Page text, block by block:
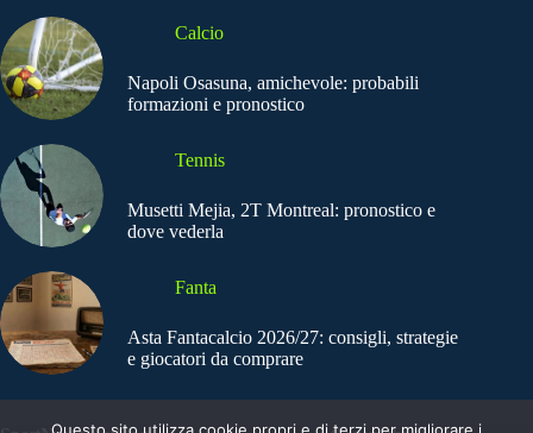
Calcio
Napoli Osasuna, amichevole: probabili
formazioni e pronostico
Tennis
Musetti Mejia, 2T Montreal: pronostico e
dove vederla
Fanta
Asta Fantacalcio 2026/27: consigli, strategie
e giocatori da comprare